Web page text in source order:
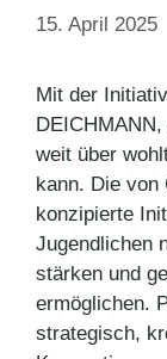
15. April 2025
Mit der
weit über
kann. Die von
konzipierte
Jugendlichen
stärken und
ermöglichen.
strategisch,